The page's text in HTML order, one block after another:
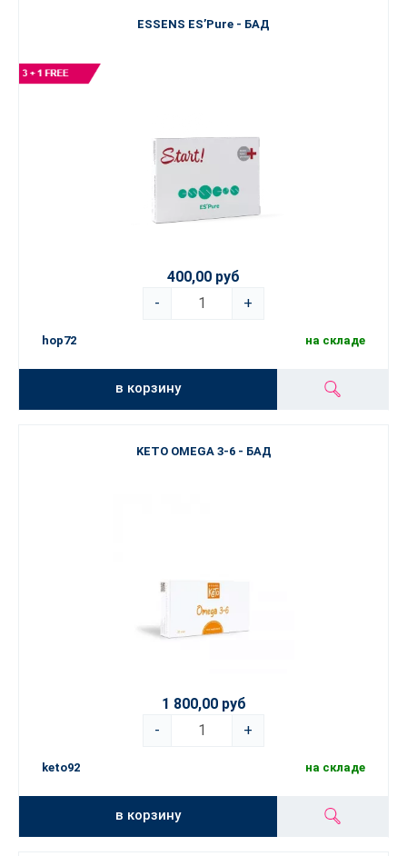
ESSENS ES’Pure - БАД
400,00 руб
-
+
hop72 на складе
в корзину
KETO OMEGA 3-6 - БАД
1 800,00 руб
-
+
keto92 на складе
в корзину